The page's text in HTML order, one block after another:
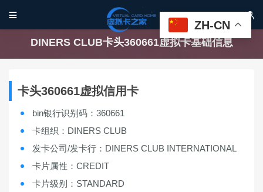
 
DINERS CLUB卡头360661虚拟卡基础信息
卡头360661虚拟信用卡
bin银行识别码：360661
卡组织：DINERS CLUB
发卡公司/发卡行：DINERS CLUB INTERNATIONAL
卡片属性：CREDIT
卡片级别：STANDARD
ZH-CN